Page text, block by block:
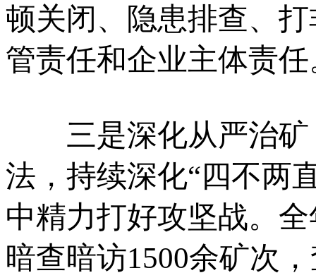
顿关闭、隐患排查、
管责任和企业主体责任
三是深化从严治矿
法，持续深化“四不两
中精力打好攻坚战。
暗查暗访1500余矿次